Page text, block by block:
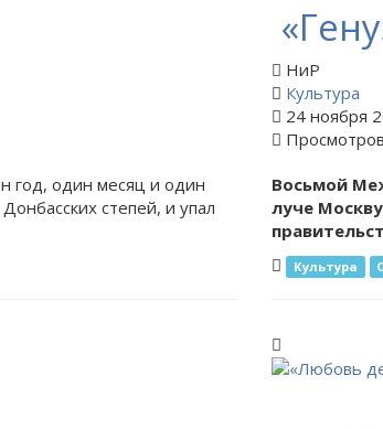
год, один месяц и один
степей, и упал
НиР
Культура
24 ноября
Восьмой
луче
Культура